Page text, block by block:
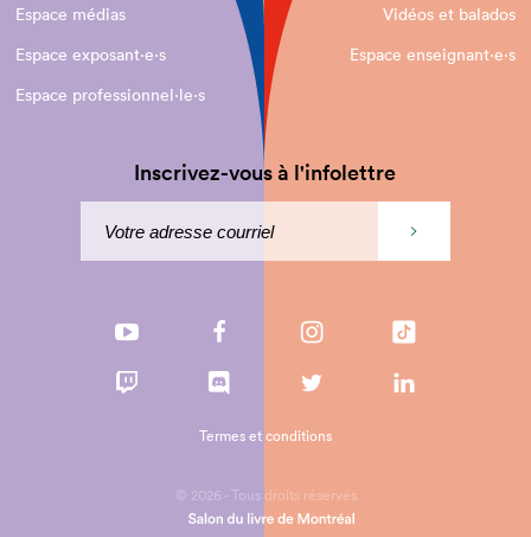
Espace médias
Vidéos et balados
Espace exposant·e⋅s
Espace enseignant·e⋅s
Espace professionnel·le⋅s
Inscrivez-vous à l'infolettre
© 2026 - Tous droits réservés
Termes et conditions